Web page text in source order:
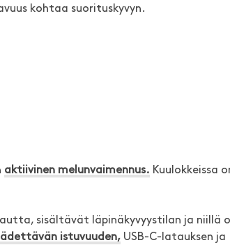
kohtaa suorituskyvyn.
aktiivinen melunvaimennus. Kuulokkeissa
sisältävät läpinäkyvyystilan ja niillä
istuvuuden, USB-C-latauksen ja